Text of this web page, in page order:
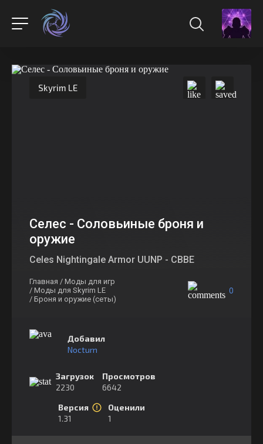
Skyrim LE
Селес - Соловьиные броня и
оружие
Celes Nightingale Armor UUNP - CBBE
Главная / Моды для игр
/ Моды для Skyrim LE
/ Броня и оружие (сеты)
0
Добавил
Nocturn
Загрузок
2230
Просмотров
6642
Версия
1.31
Оценили
1